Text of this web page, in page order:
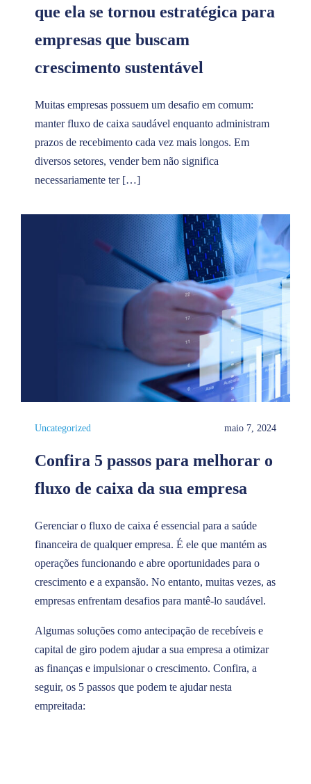
que ela se tornou estratégica para
empresas que buscam
crescimento sustentável
Muitas empresas possuem um desafio em comum:
manter fluxo de caixa saudável enquanto administram
prazos de recebimento cada vez mais longos. Em
diversos setores, vender bem não significa
necessariamente ter […]
Uncategorized maio 7, 2024
Confira 5 passos para melhorar o
fluxo de caixa da sua empresa
Gerenciar o fluxo de caixa é essencial para a saúde
financeira de qualquer empresa. É ele que mantém as
operações funcionando e abre oportunidades para o
crescimento e a expansão. No entanto, muitas vezes, as
empresas enfrentam desafios para mantê-lo saudável.
Algumas soluções como antecipação de recebíveis e
capital de giro podem ajudar a sua empresa a otimizar
as finanças e impulsionar o crescimento. Confira, a
seguir, os 5 passos que podem te ajudar nesta
empreitada: